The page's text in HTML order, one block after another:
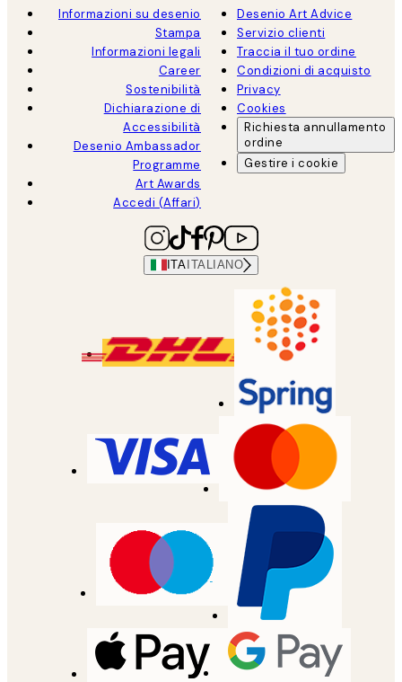
Informazioni su desenio
Stampa
Informazioni legali
Career
Sostenibilità
Dichiarazione di
Accessibilità
Desenio Ambassador
Programme
Art Awards
Accedi (Affari)
Desenio Art Advice
Servizio clienti
Traccia il tuo ordine
Condizioni di acquisto
Privacy
Cookies
Richiesta annullamento
ordine
Gestire i cookie
ITA ITALIANO